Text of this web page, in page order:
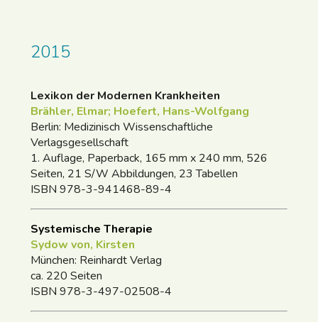
2015
Lexikon der Modernen Krankheiten
Brähler, Elmar; Hoefert, Hans-Wolfgang
Berlin: Medizinisch Wissenschaftliche
Verlagsgesellschaft
1. Auflage, Paperback, 165 mm x 240 mm, 526
Seiten, 21 S/W Abbildungen, 23 Tabellen
ISBN 978-3-941468-89-4
Systemische Therapie
Sydow von, Kirsten
München: Reinhardt Verlag
ca. 220 Seiten
ISBN 978-3-497-02508-4